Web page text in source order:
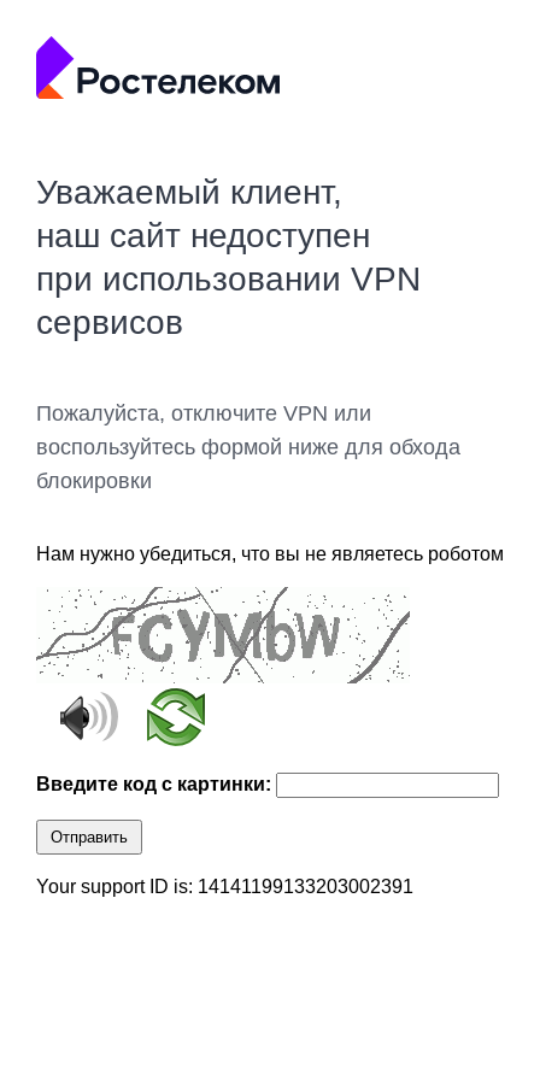
Уважаемый клиент,
наш сайт недоступен
при использовании VPN
сервисов
Пожалуйста, отключите VPN или
воспользуйтесь формой ниже для обхода
блокировки
Нам нужно убедиться, что вы не являетесь роботом
Введите код с картинки:
Отправить
Your support ID is: 14141199133203002391